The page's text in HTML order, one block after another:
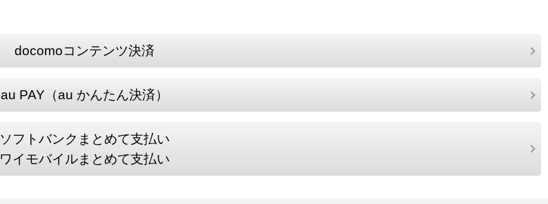
docomoコンテンツ決済
au PAY（au かんたん決済）
ソフトバンクまとめて支払い
ワイモバイルまとめて支払い